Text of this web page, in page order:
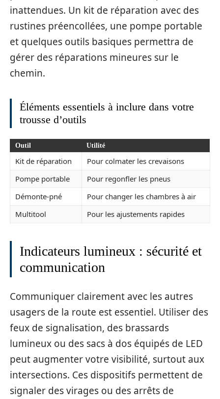
inattendues. Un kit de réparation avec des
rustines préencollées, une pompe portable
et quelques outils basiques permettra de
gérer des réparations mineures sur le
chemin.
Éléments essentiels à inclure dans votre
trousse d’outils
Outil Utilité
Kit de réparation
Pour colmater les crevaisons
Pompe portable
Pour regonfler les pneus
Démonte-pné
Pour changer les chambres à air
Multitool
Pour les ajustements rapides
Indicateurs lumineux : sécurité et
communication
Communiquer clairement avec les autres
usagers de la route est essentiel. Utiliser des
feux de signalisation, des brassards
lumineux ou des sacs à dos équipés de LED
peut augmenter votre visibilité, surtout aux
intersections. Ces dispositifs permettent de
signaler des virages ou des arrêts de